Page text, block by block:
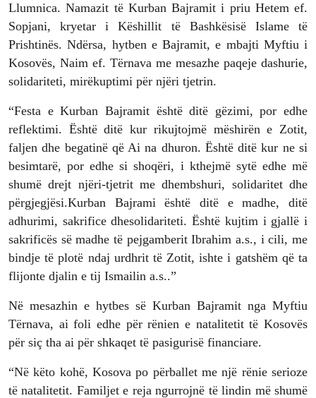
Llumnica. Namazit të Kurban Bajramit i priu Hetem ef.
Sopjani, kryetar i Këshillit të Bashkësisë Islame të
Prishtinës. Ndërsa, hytben e Bajramit, e mbajti Myftiu i
Kosovës, Naim ef. Tërnava me mesazhe paqeje dashurie,
solidariteti, mirëkuptimi për njëri tjetrin.
“Festa e Kurban Bajramit është ditë gëzimi, por edhe
reflektimi. Është ditë kur rikujtojmë mëshirën e Zotit,
faljen dhe begatinë që Ai na dhuron. Është ditë kur ne si
besimtarë, por edhe si shoqëri, i kthejmë sytë edhe më
shumë drejt njëri-tjetrit me dhembshuri, solidaritet dhe
përgjegjësi.Kurban Bajrami është ditë e madhe, ditë
adhurimi, sakrifice dhesolidariteti. Është kujtim i gjallë i
sakrificës së madhe të pejgamberit Ibrahim a.s., i cili, me
bindje të plotë ndaj urdhrit të Zotit, ishte i gatshëm që ta
flijonte djalin e tij Ismailin a.s..”
Në mesazhin e hytbes së Kurban Bajramit nga Myftiu
Tërnava, ai foli edhe për rënien e natalitetit të Kosovës
për siç tha ai për shkaqet të pasigurisë financiare.
“Në këto kohë, Kosova po përballet me një rënie serioze
të natalitetit. Familjet e reja ngurrojnë të lindin më shumë